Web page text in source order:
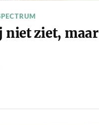
niet ziet, maar